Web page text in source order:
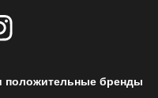
положительные бренды